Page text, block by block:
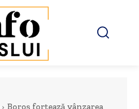
Boroș forțează vânzarea